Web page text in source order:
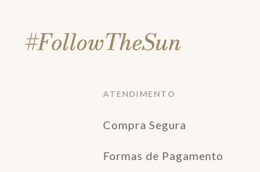
ATENDIMENTO
Compra Segura
Formas de Pagamento